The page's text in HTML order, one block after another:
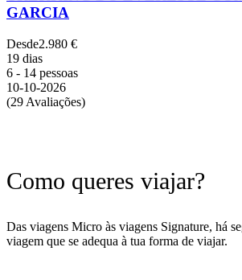
GARCIA
Desde2.980 €
19 dias
6 - 14 pessoas
10-10-2026
(29 Avaliações)
Como queres viajar?
Das viagens Micro às viagens Signature, há
viagem que se adequa à tua forma de viajar.